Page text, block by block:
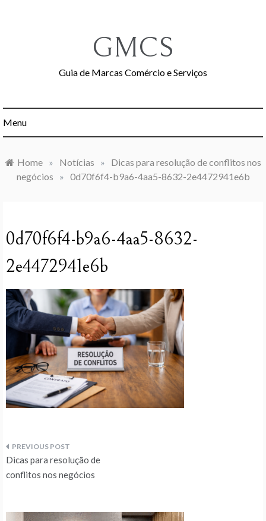
GMCS
Guia de Marcas Comércio e Serviços
Menu
Home » Notícias »
Dicas para resolução de conflitos nos
negócios
» 0d70f6f4-b9a6-4aa5-8632-2e4472941e6b
0d70f6f4-b9a6-4aa5-8632-
2e4472941e6b
Navegação
de
artigos
Dicas para resolução de
conflitos nos negócios